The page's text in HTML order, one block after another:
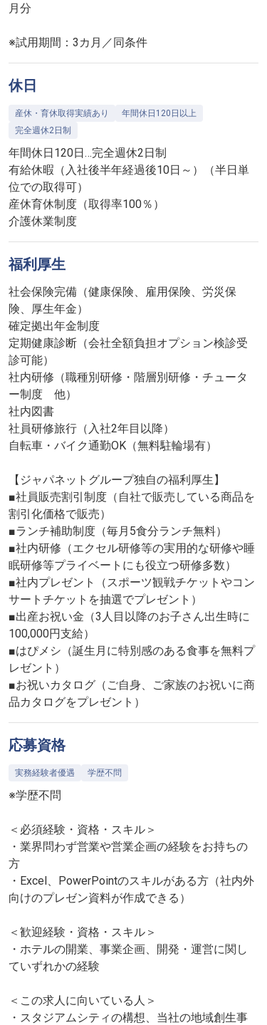
月分
※試用期間：3カ月／同条件
休日
産休・育休取得実績あり
年間休日120日以上
完全週休2日制
年間休日120日…完全週休2日制
有給休暇（入社後半年経過後10日～）（半日単
位での取得可）
産休育休制度（取得率100％）
介護休業制度
福利厚生
社会保険完備（健康保険、雇用保険、労災保
険、厚生年金）
確定拠出年金制度
定期健康診断（会社全額負担オプション検診受
診可能）
社内研修（職種別研修・階層別研修・チュータ
ー制度 他）
社内図書
社員研修旅行（入社2年目以降）
自転車・バイク通勤OK（無料駐輪場有）
【ジャパネットグループ独自の福利厚生】
■社員販売割引制度（自社で販売している商品を
割引化価格で販売）
■ランチ補助制度（毎月5食分ランチ無料）
■社内研修（エクセル研修等の実用的な研修や睡
眠研修等プライベートにも役立つ研修多数）
■社内プレゼント（スポーツ観戦チケットやコン
サートチケットを抽選でプレゼント）
■出産お祝い金（3人目以降のお子さん出生時に
100,000円支給）
■はぴメシ（誕生月に特別感のある食事を無料プ
レゼント）
■お祝いカタログ（ご自身、ご家族のお祝いに商
品カタログをプレゼント）
応募資格
実務経験者優遇 学歴不問
※学歴不問
＜必須経験・資格・スキル＞
・業界問わず営業や営業企画の経験をお持ちの
方
・Excel、PowerPointのスキルがある方（社内外
向けのプレゼン資料が作成できる）
＜歓迎経験・資格・スキル＞
・ホテルの開業、事業企画、開発・運営に関し
ていずれかの経験
＜この求人に向いている人＞
・スタジアムシティの構想、当社の地域創生事